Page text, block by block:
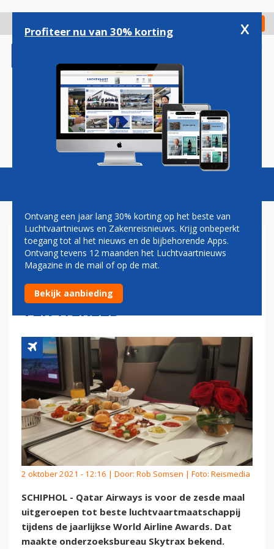
gaan
Check in
Magazine Podcasts Vacatures
SKYTRAX 2021: QATAR
AIRWAYS BESTE
LUCHTVAARTMAATSCHAPPIJ
TER WERELD
2 oktober 2021 - 12:16 | Door: Rob Somsen | Foto: Reismedia
SCHIPHOL - Qatar Airways is voor de zesde maal
uitgeroepen tot beste luchtvaartmaatschappij
tijdens de jaarlijkse World Airline Awards. Dat
maakte onderzoeksbureau Skytrax bekend.
Profiteer nu van 30% korting x
Ontvang een jaar lang 30% korting op het beste van
Luchtvaartnieuws en Zakenreisnieuws. Krijg onbeperkt
toegang tot al het nieuws en de bijbehorende Apps.
Ontvang tevens 12 maanden het Luchtvaartnieuws
Magazine in de mail of op de mat.
Bekijk aanbieding